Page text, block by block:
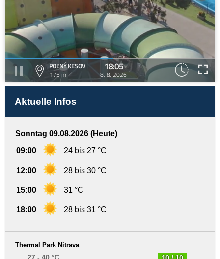
POĽNÝ KESOV
175 m
18:05
8. 8. 2026
Aktuelle Infos
Sonntag 09.08.2026 (Heute)
09:00 24 bis 27 °C
12:00 28 bis 30 °C
15:00 31 °C
18:00 28 bis 31 °C
10 / 10
Thermal Park Nitrava
27 - 40 °C